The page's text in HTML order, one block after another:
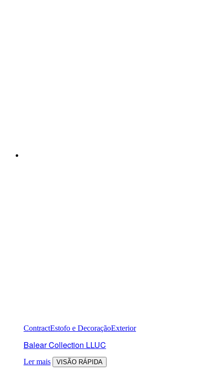
ContractEstofo e DecoraçãoExterior
Balear Collection LLUC
Ler mais VISÃO RÁPIDA